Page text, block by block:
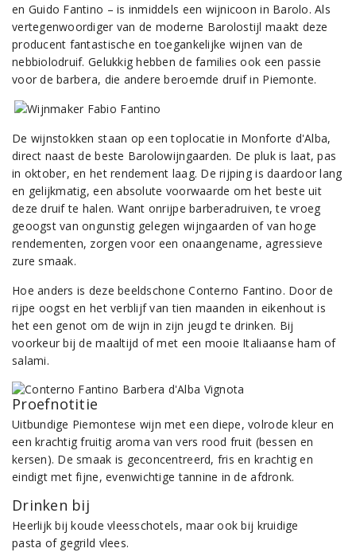
en Guido Fantino – is inmiddels een wijnicoon in Barolo. Als
vertegenwoordiger van de moderne Barolostijl maakt deze
producent fantastische en toegankelijke wijnen van de
nebbiolodruif. Gelukkig hebben de families ook een passie
voor de barbera, die andere beroemde druif in Piemonte.
De wijnstokken staan op een toplocatie in Monforte d'Alba,
direct naast de beste Barolowijngaarden. De pluk is laat, pas
in oktober, en het rendement laag. De rijping is daardoor lang
en gelijkmatig, een absolute voorwaarde om het beste uit
deze druif te halen. Want onrijpe barberadruiven, te vroeg
geoogst van ongunstig gelegen wijngaarden of van hoge
rendementen, zorgen voor een onaangename, agressieve
zure smaak.
Hoe anders is deze beeldschone Conterno Fantino. Door de
rijpe oogst en het verblijf van tien maanden in eikenhout is
het een genot om de wijn in zijn jeugd te drinken. Bij
voorkeur bij de maaltijd of met een mooie Italiaanse ham of
salami.
Proefnotitie
Uitbundige Piemontese wijn met een diepe, volrode kleur en
een krachtig fruitig aroma van vers rood fruit (bessen en
kersen). De smaak is geconcentreerd, fris en krachtig en
eindigt met fijne, evenwichtige tannine in de afdronk.
Drinken bij
Heerlijk bij koude vleesschotels, maar ook bij kruidige
pasta of gegrild vlees.